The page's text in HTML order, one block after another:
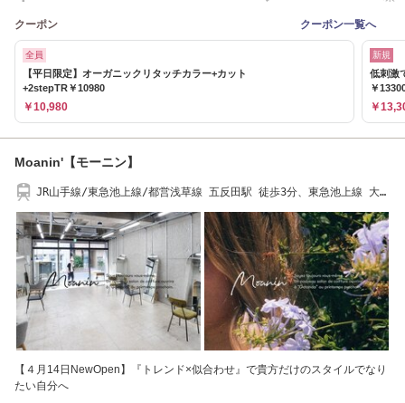
クーポン クーポン一覧へ
全員
【平日限定】オーガニックリタッチカラー+カット
+2stepTR￥10980
￥10,980
新規
低刺激
￥
￥
Moanin'【モーニン】
JR山手線/東急池上線/都営浅草線 五反田駅 徒歩3分、東急池上線 大崎
【４月14日NewOpen】『トレンド×似合わせ』で貴方だけのスタイルでなり
たい自分へ